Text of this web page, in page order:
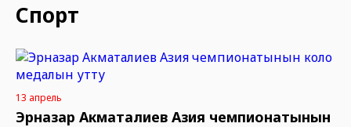
Спорт
13 апрель
Эрназар Акматалиев Азия чемпионатынын